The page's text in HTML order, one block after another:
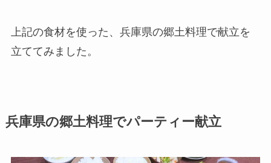
上記の食材を使った、兵庫県の郷土料理で献立を
立ててみました。
兵庫県の郷土料理でパーティー献立